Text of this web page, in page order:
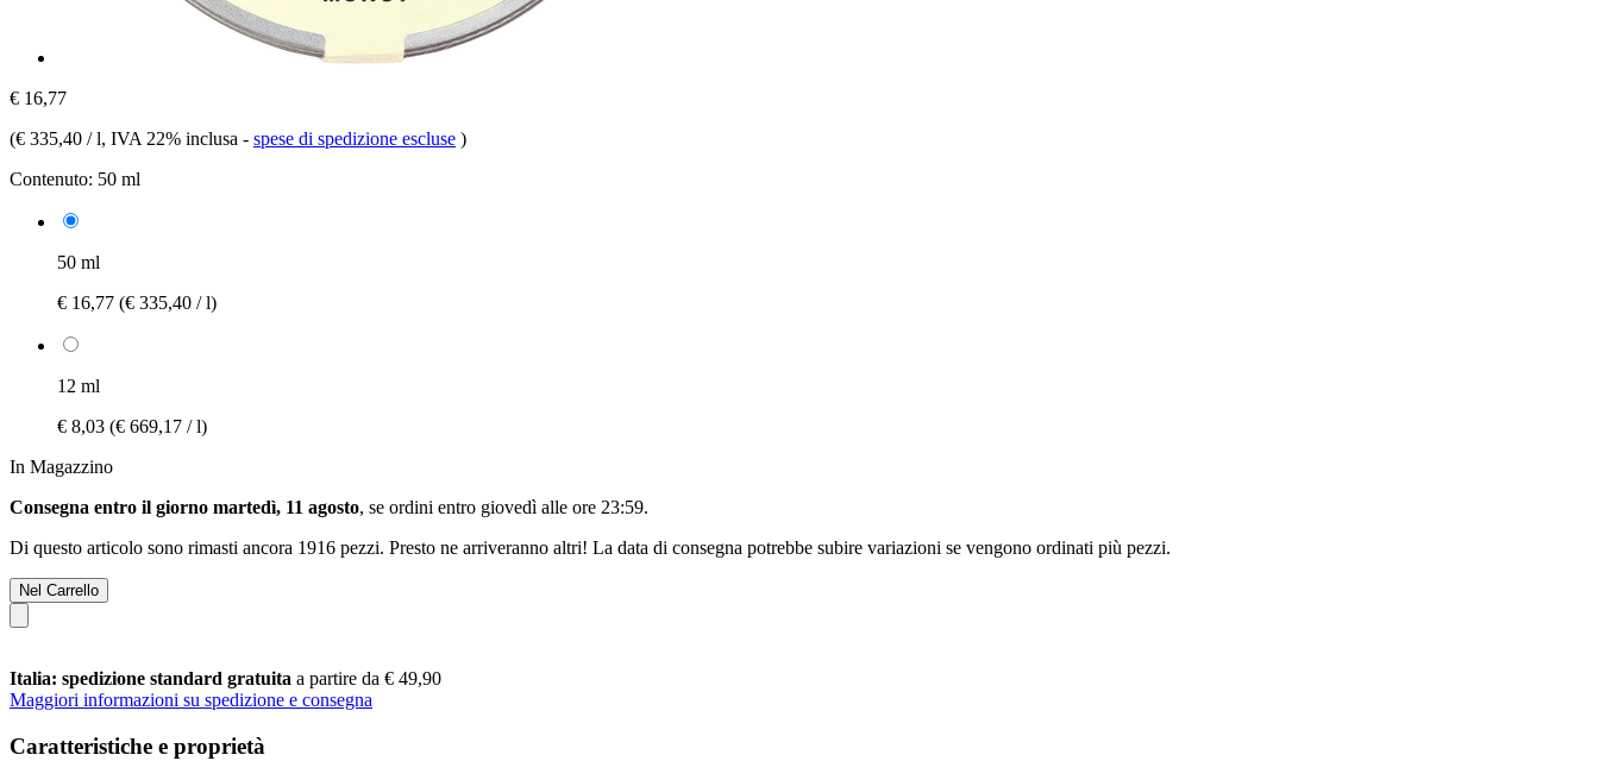
€ 16,77
(€ 335,40 / l, IVA 22% inclusa - spese di spedizione escluse )
Contenuto: 50 ml
50 ml
€ 16,77 (€ 335,40 / l)
12 ml
€ 8,03 (€ 669,17 / l)
In Magazzino
Consegna entro il giorno martedì, 11 agosto, se ordini entro giovedì alle ore 23:59.
Di questo articolo sono rimasti ancora 1916 pezzi. Presto ne arriveranno altri! La data di consegna potrebbe subire variazioni se vengono ordinati più pezzi.
Nel Carrello
Italia: spedizione standard gratuita a partire da € 49,90
Maggiori informazioni su spedizione e consegna
Caratteristiche e proprietà